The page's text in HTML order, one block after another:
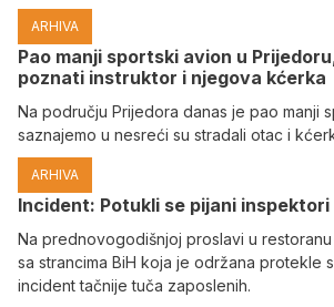
ARHIVA
Pao manji sportski avion u
poznati instruktor i njegova kćerka
Na području Prijedora danas je pao manji
saznajemo u nesreći su stradali otac i
ARHIVA
Incident: Potukli se pijani
Na prednovogodišnjoj proslavi u
sa strancima BiH koja je održana protekle
incident tačnije tuča zaposlenih.